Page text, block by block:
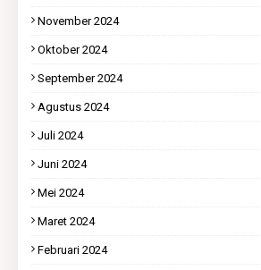
November 2024
Oktober 2024
September 2024
Agustus 2024
Juli 2024
Juni 2024
Mei 2024
Maret 2024
Februari 2024